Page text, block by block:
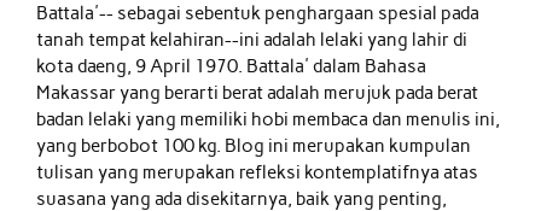
Battala'-- sebagai sebentuk penghargaan spesial pada
tanah tempat kelahiran--ini adalah lelaki yang lahir di
kota daeng, 9 April 1970. Battala' dalam Bahasa
Makassar yang berarti berat adalah merujuk pada berat
badan lelaki yang memiliki hobi membaca dan menulis ini,
yang berbobot 100 kg. Blog ini merupakan kumpulan
tulisan yang merupakan refleksi kontemplatifnya atas
suasana yang ada disekitarnya, baik yang penting,